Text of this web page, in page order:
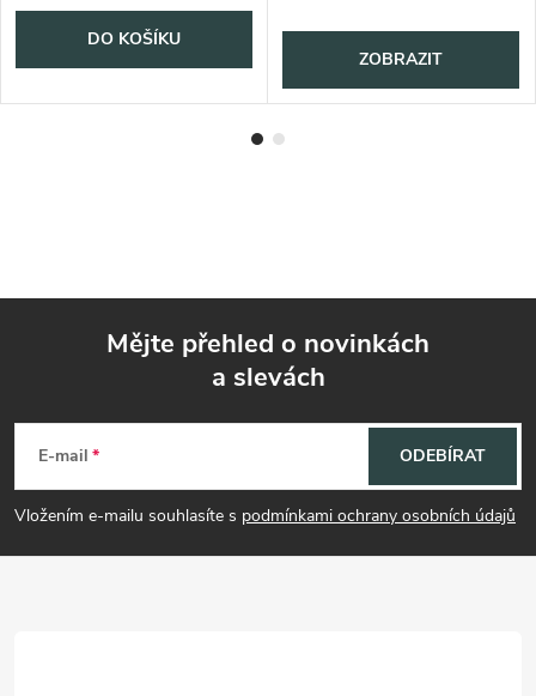
DO KOŠÍKU
ZOBRAZIT
p
a
Mějte přehled o novinkách
a slevách
E-mail
Vložením e-mailu souhlasíte s podmínkami ochrany osobních údajů
ODEBÍRAT